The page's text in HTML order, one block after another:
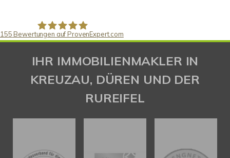
Gaspar Immobilienberatung
155 Bewertungen auf ProvenExpert.com
IHR IMMOBILIENMAKLER IN
KREUZAU, DÜREN UND DER
RUREIFEL